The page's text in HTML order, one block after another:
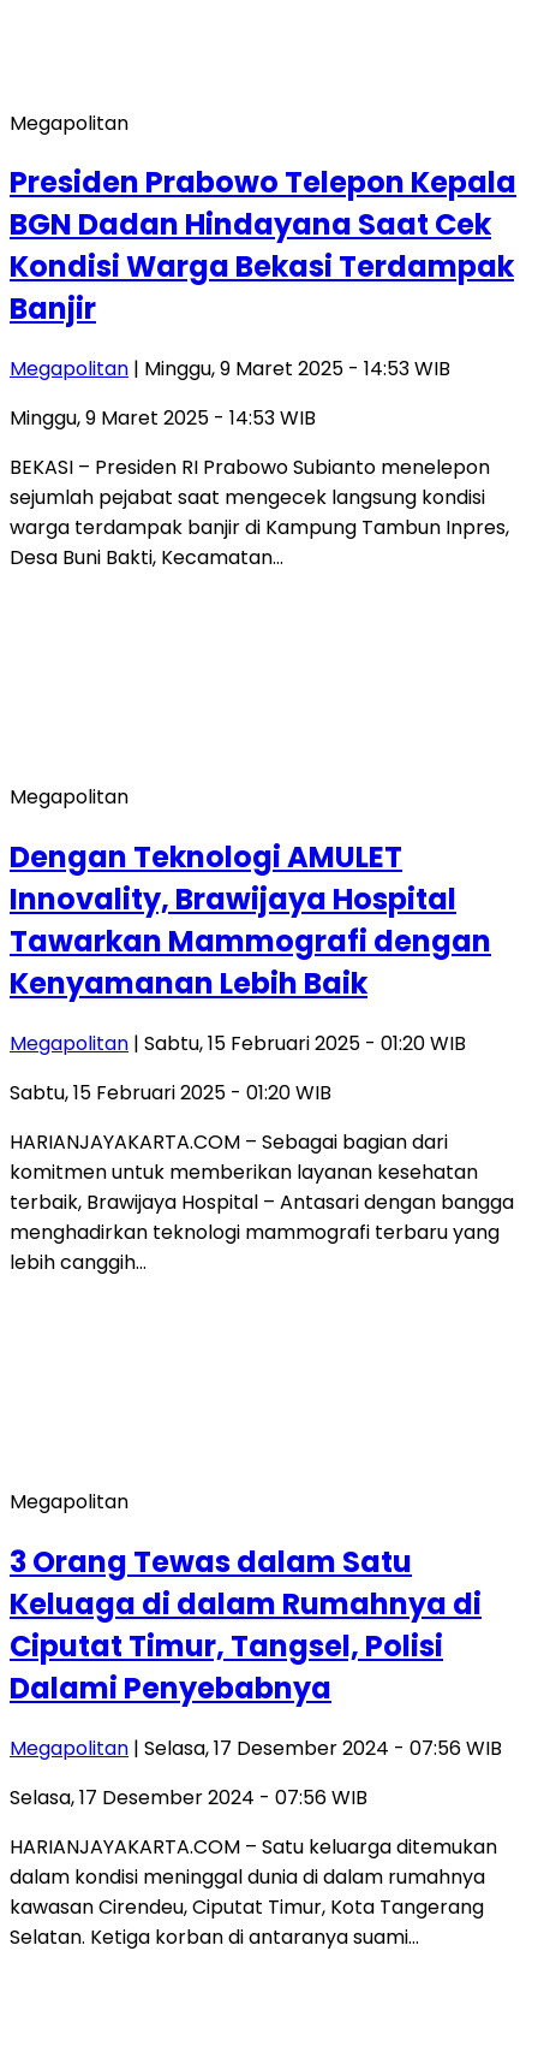
Megapolitan
Presiden Prabowo Telepon Kepala
BGN Dadan Hindayana Saat Cek
Kondisi Warga Bekasi Terdampak
Banjir
Megapolitan | Minggu, 9 Maret 2025 - 14:53 WIB
Minggu, 9 Maret 2025 - 14:53 WIB
BEKASI – Presiden RI Prabowo Subianto menelepon
sejumlah pejabat saat mengecek langsung kondisi
warga terdampak banjir di Kampung Tambun Inpres,
Desa Buni Bakti, Kecamatan…
Megapolitan
Dengan Teknologi AMULET
Innovality, Brawijaya Hospital
Tawarkan Mammografi dengan
Kenyamanan Lebih Baik
Megapolitan | Sabtu, 15 Februari 2025 - 01:20 WIB
Sabtu, 15 Februari 2025 - 01:20 WIB
HARIANJAYAKARTA.COM – Sebagai bagian dari
komitmen untuk memberikan layanan kesehatan
terbaik, Brawijaya Hospital – Antasari dengan bangga
menghadirkan teknologi mammografi terbaru yang
lebih canggih…
Megapolitan
3 Orang Tewas dalam Satu
Keluaga di dalam Rumahnya di
Ciputat Timur, Tangsel, Polisi
Dalami Penyebabnya
Megapolitan | Selasa, 17 Desember 2024 - 07:56 WIB
Selasa, 17 Desember 2024 - 07:56 WIB
HARIANJAYAKARTA.COM – Satu keluarga ditemukan
dalam kondisi meninggal dunia di dalam rumahnya
kawasan Cirendeu, Ciputat Timur, Kota Tangerang
Selatan. Ketiga korban di antaranya suami…